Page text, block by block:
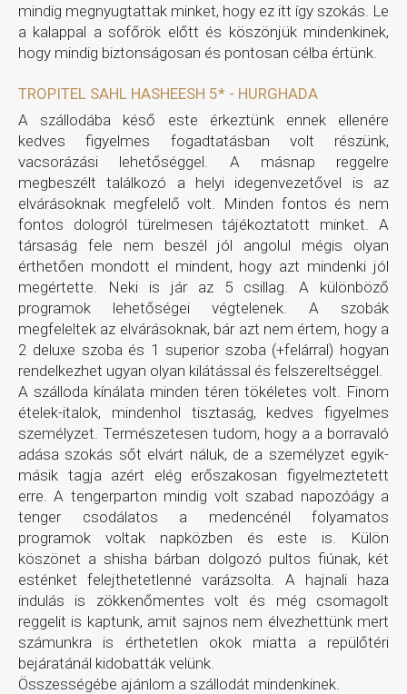
mindig megnyugtattak minket, hogy ez itt így szokás. Le
a kalappal a sofőrök előtt és köszönjük mindenkinek,
hogy mindig biztonságosan és pontosan célba értünk.
TROPITEL SAHL HASHEESH 5* - HURGHADA
A szállodába késő este érkeztünk ennek ellenére
kedves figyelmes fogadtatásban volt részünk,
vacsorázási lehetőséggel. A másnap reggelre
megbeszélt találkozó a helyi idegenvezetővel is az
elvárásoknak megfelelő volt. Minden fontos és nem
fontos dologról türelmesen tájékoztatott minket. A
társaság fele nem beszél jól angolul mégis olyan
érthetően mondott el mindent, hogy azt mindenki jól
megértette. Neki is jár az 5 csillag. A különböző
programok lehetőségei végtelenek. A szobák
megfeleltek az elvárásoknak, bár azt nem értem, hogy a
2 deluxe szoba és 1 superior szoba (+felárral) hogyan
rendelkezhet ugyan olyan kilátással és felszereltséggel.
A szálloda kínálata minden téren tökéletes volt. Finom
ételek-italok, mindenhol tisztaság, kedves figyelmes
személyzet. Természetesen tudom, hogy a a borravaló
adása szokás sőt elvárt náluk, de a személyzet egyik-
másik tagja azért elég erőszakosan figyelmeztetett
erre. A tengerparton mindig volt szabad napozóágy a
tenger csodálatos a medencénél folyamatos
programok voltak napközben és este is. Külön
köszönet a shisha bárban dolgozó pultos fiúnak, két
esténket felejthetetlenné varázsolta. A hajnali haza
indulás is zökkenőmentes volt és még csomagolt
reggelit is kaptunk, amit sajnos nem élvezhettünk mert
számunkra is érthetetlen okok miatta a repülőtéri
bejáratánál kidobatták velünk.
Összességébe ajánlom a szállodát mindenkinek.